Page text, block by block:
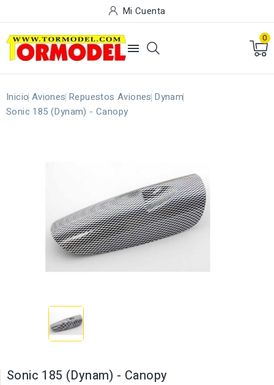
Mi Cuenta

0
Inicio Aviones Repuestos Aviones Dynam
Sonic 185 (Dynam) - Canopy
Sonic 185 (Dynam) - Canopy